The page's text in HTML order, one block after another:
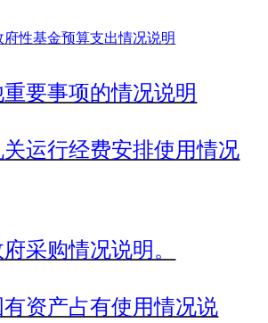
府性基金预算支出情况说明
要事项的情况说明
关运行经费安排使用情况
府采购情况说明。
有资产占有使用情况说